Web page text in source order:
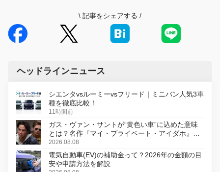
\ 記事をシェアする /
ヘッドラインニュース
シエンタvsルーミーvsフリード｜ミニバン人気3車
種を徹底比較！
11時間前
ガス・ヴァン・サントが“黄色い車”に込めた意味
とは？名作『マイ・プライベート・アイダホ』が
初のデジタルリマスター版で復活
2026.08.08
電気自動車(EV)の補助金って？2026年の金額の目
安や申請方法を解説